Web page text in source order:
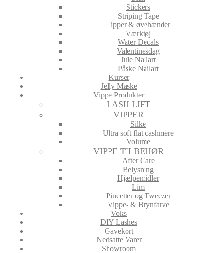
Stickers
Striping Tape
Tipper & øvehænder
Værktøj
Water Decals
Valentinesdag
Jule Nailart
Påske Nailart
Kurser
Jelly Maske
Vippe Produkter
LASH LIFT
VIPPER
Silke
Ultra soft flat cashmere
Volume
VIPPE TILBEHØR
After Care
Belysning
Hjælpemidler
Lim
Pincetter og Tweezer
Vippe- & Brynfarve
Voks
DIY Lashes
Gavekort
Nedsatte Varer
Showroom